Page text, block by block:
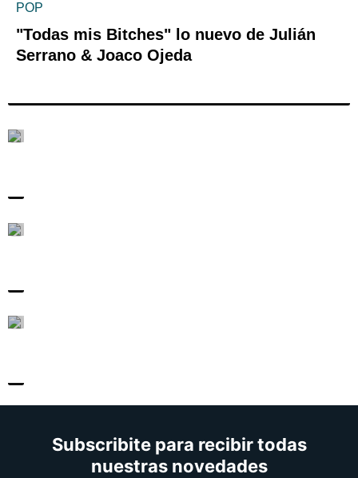
POP
"Todas mis Bitches" lo nuevo de Julián
Serrano & Joaco Ojeda
Subscribite para recibir todas
nuestras novedades